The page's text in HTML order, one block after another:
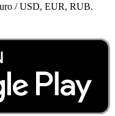
/ USD, EUR, RUB.